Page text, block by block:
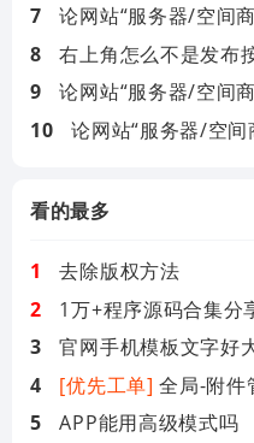
论网站“服务器/空间
右上角怎么不是发布
论网站“服务器/空间
论网站“服务器/空
看的最多
去除版权方法
1万+程序源码合集分
官网手机模板文字好
[优先工单] 全局-附件
APP能用高级模式吗